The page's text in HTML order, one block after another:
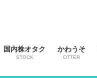
国内株オタク
STOCK
かわうそ
OTTER